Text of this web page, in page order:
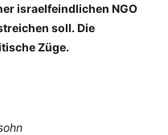
israelfeindlichen NGO
soll. Die
Züge.